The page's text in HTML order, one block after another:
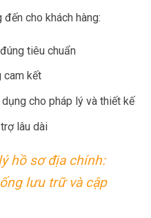
cho khách hàng:
tiêu chuẩn
cam kết
cho pháp lý và thiết kế
lâu dài
hồ sơ địa chính:
lưu trữ và cập